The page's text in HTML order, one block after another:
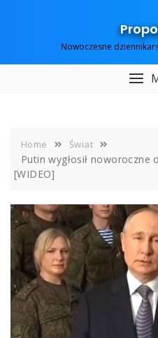
Nowoczesne
Home Świat
Putin wygłosił noworoczne
[WIDEO]